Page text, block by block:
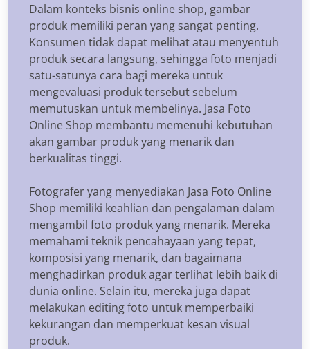
Dalam konteks bisnis online shop, gambar
produk memiliki peran yang sangat penting.
Konsumen tidak dapat melihat atau menyentuh
produk secara langsung, sehingga foto menjadi
satu-satunya cara bagi mereka untuk
mengevaluasi produk tersebut sebelum
memutuskan untuk membelinya. Jasa Foto
Online Shop membantu memenuhi kebutuhan
akan gambar produk yang menarik dan
berkualitas tinggi.
Fotografer yang menyediakan Jasa Foto Online
Shop memiliki keahlian dan pengalaman dalam
mengambil foto produk yang menarik. Mereka
memahami teknik pencahayaan yang tepat,
komposisi yang menarik, dan bagaimana
menghadirkan produk agar terlihat lebih baik di
dunia online. Selain itu, mereka juga dapat
melakukan editing foto untuk memperbaiki
kekurangan dan memperkuat kesan visual
produk.